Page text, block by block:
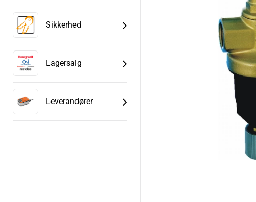
Sikkerhed
Lagersalg
Leverandører